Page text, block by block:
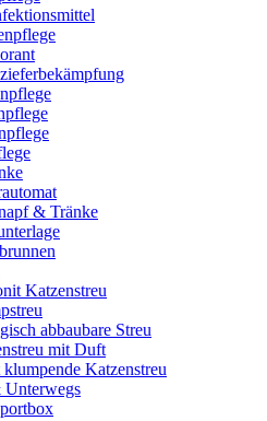
& Tränke
Katzenstreu
abbaubare Streu
mit Duft
Katzenstreu
Unterwegs